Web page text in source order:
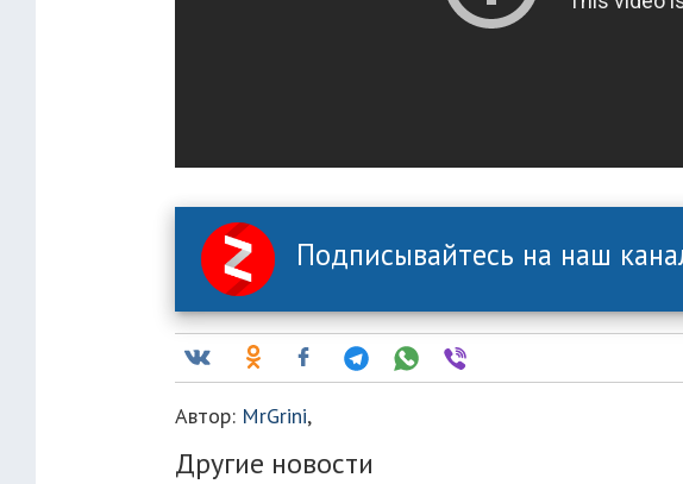
Подписывайтесь на наш
Автор: MrGrini,
Другие новости